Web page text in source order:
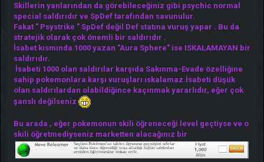
Skillerin yanlarından da görebileceğiniz gibi psychic normal
special saldırıdır ve SpDef tarafından savunulur.
Fakat " Psystrike " SpDef değil Def statına vuruş yapar . Bu da
stratejik olarak çok önemli bir saldırıdır .
İsabet kısmında 1000 yazan "Aura Sphere" ise ISKALAMAYAN bir
saldırıdır.
İsabeti 1000 olan saldırılar karşıda Sakınma-Evade özelliğine
sahip pokemonlara karşı vuruşları ıskalamaz.İsabeti düşük
olan saldırılardan olabildiğince kaçınmak yararlıdır, eğer çok
şanslı değilseniz
Bu arada , eğer pokemonun skili öğreneceği level geçtiyse ve o
skili öğretmediyseniz marketten alacağınız bir